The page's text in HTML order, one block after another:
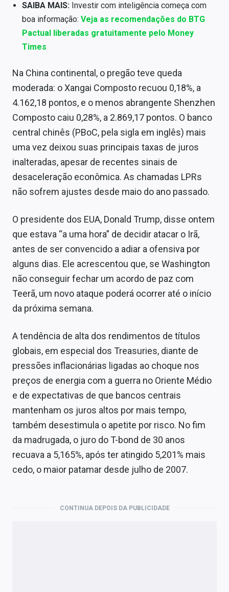
SAIBA MAIS: Investir com inteligência começa com
boa informação:Veja as recomendações do BTG
Pactual liberadas gratuitamente pelo Money
Times
Na China continental, o pregão teve queda
moderada: o Xangai Composto recuou 0,18%, a
4.162,18 pontos, e o menos abrangente Shenzhen
Composto caiu 0,28%, a 2.869,17 pontos. O banco
central chinês (PBoC, pela sigla em inglês) mais
uma vez deixou suas principais taxas de juros
inalteradas, apesar de recentes sinais de
desaceleração econômica. As chamadas LPRs
não sofrem ajustes desde maio do ano passado.
O presidente dos EUA, Donald Trump, disse ontem
que estava “a uma hora” de decidir atacar o Irã,
antes de ser convencido a adiar a ofensiva por
alguns dias. Ele acrescentou que, se Washington
não conseguir fechar um acordo de paz com
Teerã, um novo ataque poderá ocorrer até o início
da próxima semana.
A tendência de alta dos rendimentos de títulos
globais, em especial dos Treasuries, diante de
pressões inflacionárias ligadas ao choque nos
preços de energia com a guerra no Oriente Médio
e de expectativas de que bancos centrais
mantenham os juros altos por mais tempo,
também desestimula o apetite por risco. No fim
da madrugada, o juro do T-bond de 30 anos
recuava a 5,165%, após ter atingido 5,201% mais
cedo, o maior patamar desde julho de 2007.
CONTINUA DEPOIS DA PUBLICIDADE